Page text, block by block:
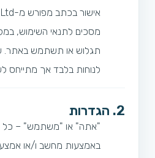
מסכים לתנאי השימוש,
תגלוש או תשתמש באתר.
לנוחות בלבד אך מתייחס
2. הגדרות
"אתה" או "משתמש" – כל
באמצעות מחשב ו/או